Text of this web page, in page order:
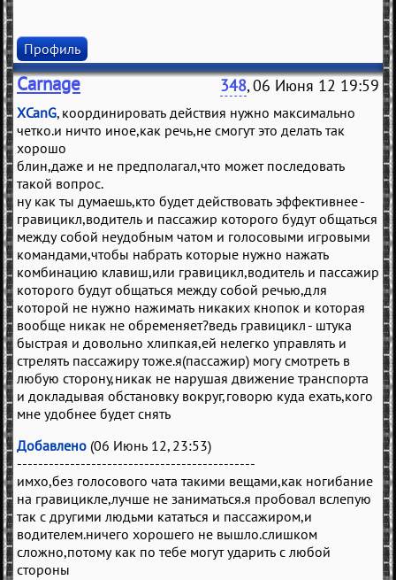
Профиль
Carnage 348, 06 Июня 12 19:59
XCanG, координировать действия нужно максимально
четко.и ничто иное,как речь,не смогут это делать так
хорошо
блин,даже и не предполагал,что может последовать
такой вопрос.
ну как ты думаешь,кто будет действовать эффективнее -
гравицикл,водитель и пассажир которого будут общаться
между собой неудобным чатом и голосовыми игровыми
командами,чтобы набрать которые нужно нажать
комбинацию клавиш,или гравицикл,водитель и пассажир
которого будут общаться между собой речью,для
которой не нужно нажимать никаких кнопок и которая
вообще никак не обременяет?ведь гравицикл - штука
быстрая и довольно хлипкая,ей нелегко управлять и
стрелять пассажиру тоже.я(пассажир) могу смотреть в
любую сторону,никак не нарушая движение транспорта
и докладывая обстановку вокруг,говорю куда ехать,кого
мне удобнее будет снять
Добавлено (06 Июнь 12, 23:53)
---------------------------------------------
имхо,без голосового чата такими вещами,как ногибание
на гравицикле,лучше не заниматься.я пробовал вслепую
так с другими людьми кататься и пассажиром,и
водителем.ничего хорошего не вышло.слишком
сложно,потому как по тебе могут ударить с любой
стороны